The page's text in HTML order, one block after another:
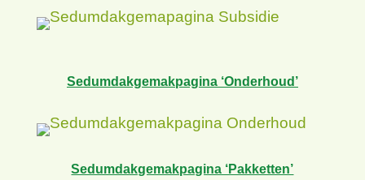
Sedumdakgemakpagina ‘Onderhoud’
Sedumdakgemakpagina ‘Pakketten’